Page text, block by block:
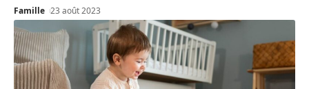
Famille 23 août 2023